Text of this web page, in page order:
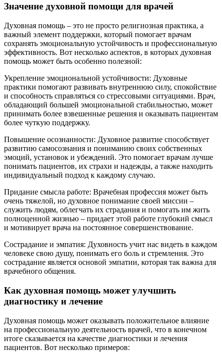
Значение духовной помощи для врачей
Духовная помощь – это не просто религиозная практика, а
важный элемент поддержки, который помогает врачам
сохранять эмоциональную устойчивость и профессиональную
эффективность. Вот несколько аспектов, в которых духовная
помощь может быть особенно полезной:
Укрепление эмоциональной устойчивости: Духовные
практики помогают развивать внутреннюю силу, спокойствие
и способность справляться со стрессовыми ситуациями. Врач,
обладающий большей эмоциональной стабильностью, может
принимать более взвешенные решения и оказывать пациентам
более чуткую поддержку.
Повышение осознанности: Духовное развитие способствует
развитию самосознания и пониманию своих собственных
эмоций, установок и убеждений. Это помогает врачам лучше
понимать пациентов, их страхи и надежды, а также находить
индивидуальный подход к каждому случаю.
Придание смысла работе: Врачебная профессия может быть
очень тяжелой, но духовное понимание своей миссии –
служить людям, облегчать их страдания и помогать им жить
полноценной жизнью – придает этой работе глубокий смысл
и мотивирует врача на постоянное совершенствование.
Сострадание и эмпатия: Духовность учит нас видеть в каждом
человеке свою душу, понимать его боль и стремления. Это
сострадание является основой эмпатии, которая так важна для
врачебного общения.
Как духовная помощь может улучшить
диагностику и лечение
Духовная помощь может оказывать положительное влияние
на профессиональную деятельность врачей, что в конечном
итоге сказывается на качестве диагностики и лечения
пациентов. Вот несколько примеров: